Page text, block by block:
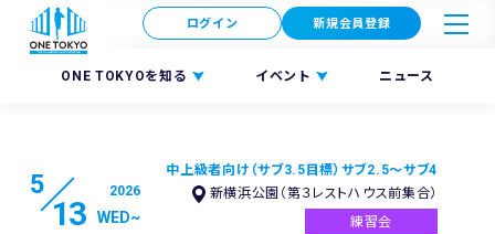
ONE TOKYOを知る イベント ニュース
ログイン 新規会員登録
5
13
2026
WED~
中上級者向け（サブ3.5目標） サブ2.5～サブ4
新横浜公園（第３レストハウス前集合）
練習会